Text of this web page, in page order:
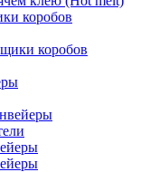
коробов
коробов